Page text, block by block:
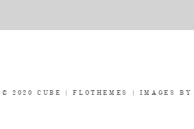
© 2020 CUBE | FLOTHEMES | IMAGES BY